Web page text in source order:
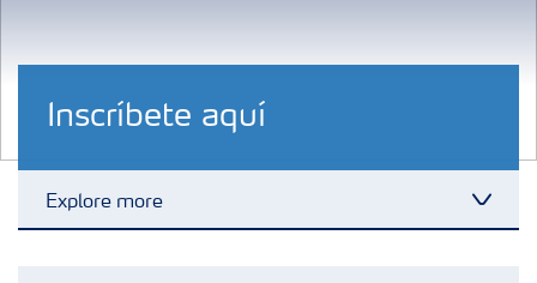
Inscríbete aquí
Explore more